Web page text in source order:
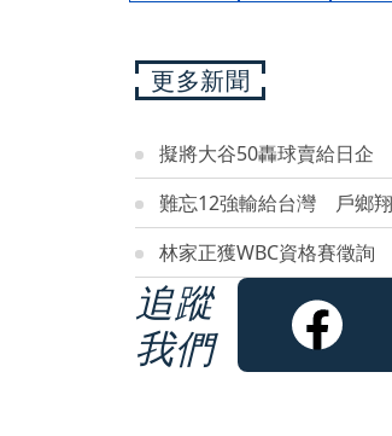
更多新聞
擬將大谷50轟球賣給日企
難忘12強輸給台灣 戶鄉
林家正獲WBC資格賽徵詢
追蹤
我們